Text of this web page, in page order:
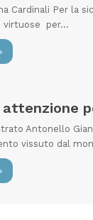
Cardinali Per la
virtuose per…
Antonello
vissuto dal